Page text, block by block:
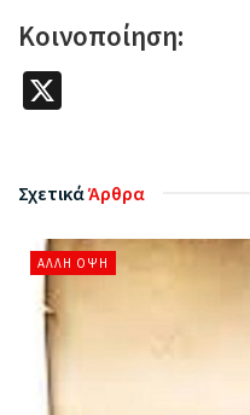
Κοινοποίηση:
ΣχετικάΆρθρα
ΆΛΛΗ ΌΨΗ